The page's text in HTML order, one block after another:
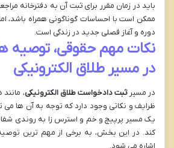
باید در زمان مقرر برای ثبت آن به دفترخانه
ممکن است با احساسات گوناگونی همراه باشد،
دوره و آغاز فصلی جدید در زندگی است.
نکات مهم حقوقی، توصیه
در مسیر طلاق الکترونیکی
در مسیرثبت دادخواست طلاق الکترونیکی،
ظرایف و نکاتی وجود دارد که توجه به آن ها می
یک مسیر پرپیچ و خم و استرس زا به روندی
کند. در این بخش، به برخی از مهم ترین